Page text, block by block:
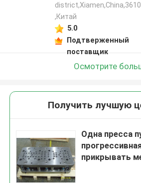
,Китай
5.0
Подтверженный
поставщик
Осмотрите
Получить лучшую
Одна пресса
прикрывать